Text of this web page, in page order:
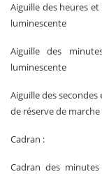
Aiguille des heures
luminescente
Aiguille des
luminescente
Aiguille des
de réserve de
Cadran :
Cadran des